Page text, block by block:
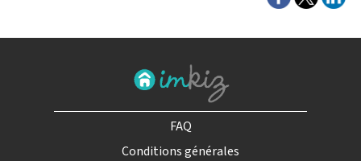
FAQ
Conditions générales